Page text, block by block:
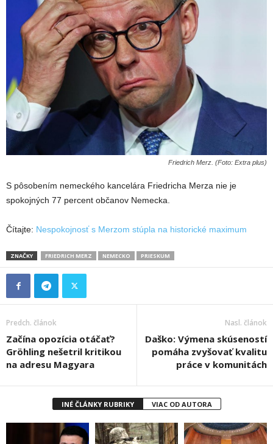
Friedrich Merz. (Foto: Extra plus)
S pôsobením nemeckého kancelára Friedricha Merza nie je
spokojných 77 percent občanov Nemecka.
Čítajte: Nespokojnosť s Merzom stúpla na historické maximum
ZNAČKY FRIEDRICH MERZ NEMECKO PRIESKUM
Predch. článok
Začína opozícia otáčať?
Gröhling nešetril kritikou
na adresu Magyara
Nasl. článok
Daško: Výmena skúseností
pomáha zvyšovať kvalitu
práce v komunitách
INÉ ČLÁNKY RUBRIKY VIAC OD AUTORA